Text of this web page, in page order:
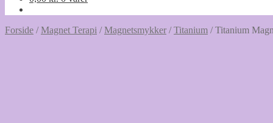
Forside /Magnet Terapi /Magnetsmykker /Titanium /Titanium